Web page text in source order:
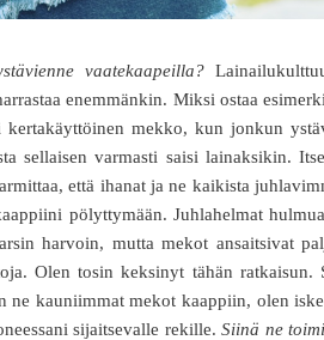
vaatekaapeilla?
enemmänkin. Miksi ostaa
mekko, kun jonkun
sellaisen varmasti saisi lainaksikin.
että ihanat ja ne kaikista
pölyttymään. Juhlahelmat
harvoin, mutta mekot ansaitsivat
Olen tosin keksinyt tähän ratkaisun.
ne kauniimmat mekot kaappiin, olen
sijaitsevalle rekille.Siinä ne